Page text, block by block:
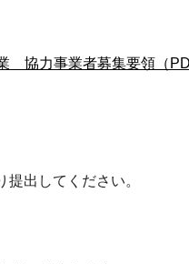
協力事業者募集要領（
提出してください。